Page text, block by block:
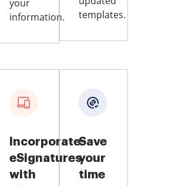
your
information.
templates.
Incorporate
eSignatures
with
Save
your
time